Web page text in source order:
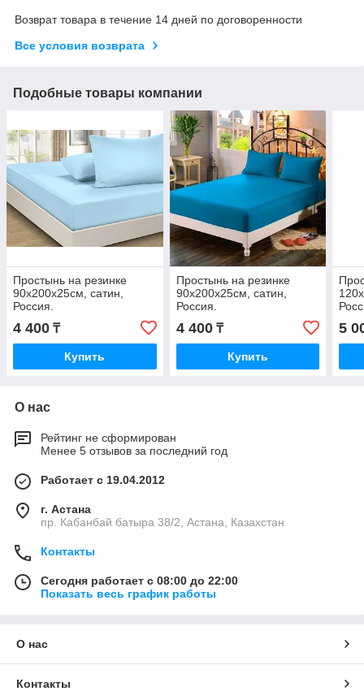
Возврат товара в течение 14 дней по договоренности
Все условия возврата
Подобные товары компании
Простынь на резинке
90х200х25см, сатин,
Россия.
4 400 ₸
Купить
Простынь на резинке
90х200х25см, сатин,
Россия.
4 400₸
Купить
5
О нас
Рейтинг не сформирован
Менее 5 отзывов за последний год
Работает с 19.04.2012
г. Астана
пр. Кабанбай батыра 38/2, Астана, Казахстан
Контакты
Сегодня работает с 08:00 до 22:00
Показать весь график работы
О нас
Контакты